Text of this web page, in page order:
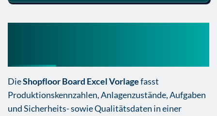
DieShopfloor Board Excel Vorlagefasst
Produktionskennzahlen, Anlagenzustände, Aufgaben
und Sicherheits- sowie Qualitätsdaten in einer